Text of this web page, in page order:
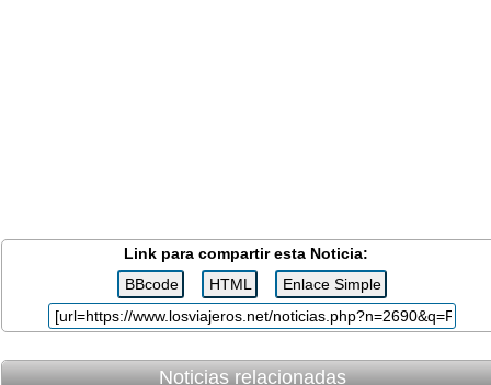
Link para compartir esta Noticia:
Noticias relacionadas